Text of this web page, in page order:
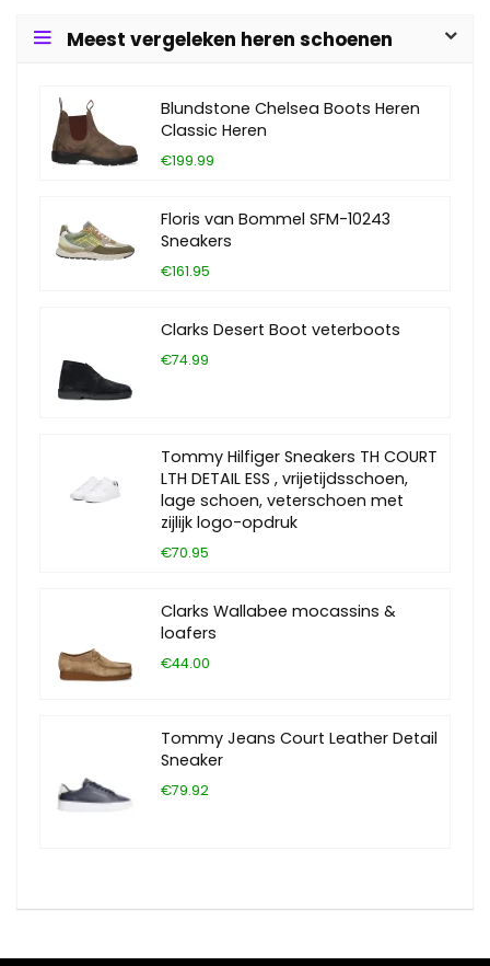
Meest vergeleken heren schoenen
Blundstone Chelsea Boots Heren
Classic Heren
€199.99
Floris van Bommel SFM-10243
Sneakers
€161.95
Clarks Desert Boot veterboots
€74.99
Tommy Hilfiger Sneakers TH COURT
LTH DETAIL ESS , vrijetijdsschoen,
lage schoen, veterschoen met
zijlijk logo-opdruk
€70.95
Clarks Wallabee mocassins &
loafers
€44.00
Tommy Jeans Court Leather Detail
Sneaker
€79.92